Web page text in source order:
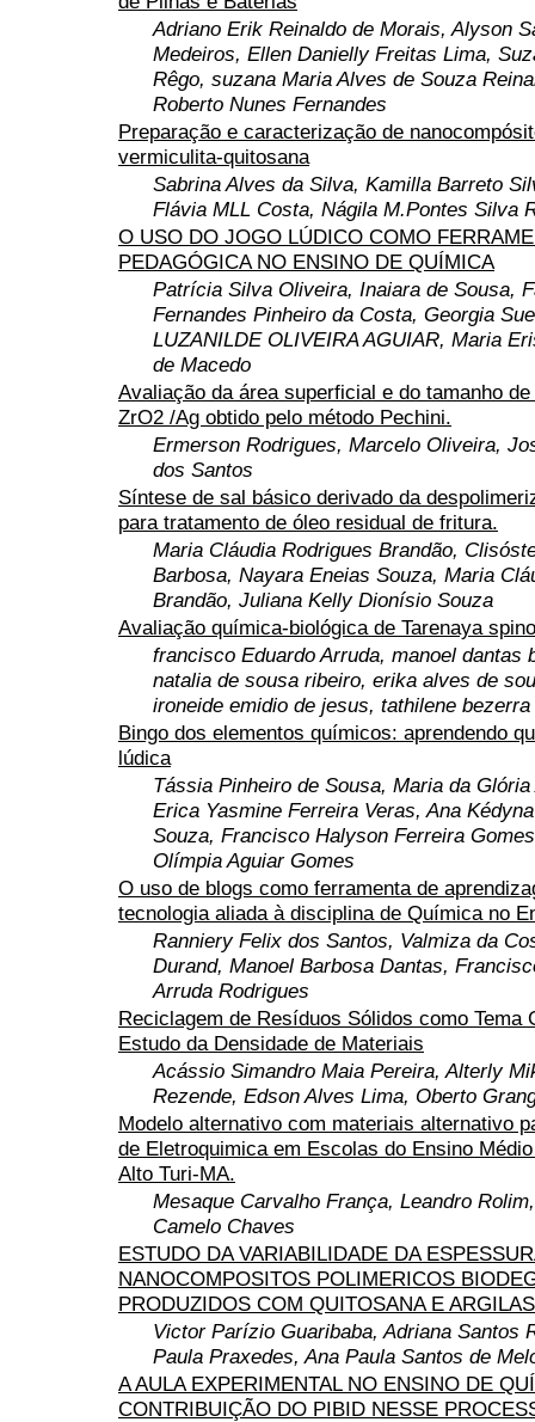
Adriano Erik Reinaldo de Morais, Alyson
Medeiros, Ellen Danielly Freitas Lima,
Rêgo, suzana Maria Alves de Souza
Roberto Nunes Fernandes
Preparação e caracterização de
vermiculita-quitosana
Sabrina Alves da Silva, Kamilla Barreto
Flávia MLL Costa, Nágila M.Pontes Silva
O USO DO JOGO LÚDICO COMO
PEDAGÓGICA NO ENSINO DE QUÍMICA
Patrícia Silva Oliveira, Inaiara de Sousa,
Fernandes Pinheiro da Costa, Georgia
LUZANILDE OLIVEIRA AGUIAR, Maria
de Macedo
Avaliação da área superficial e do tamanho
ZrO2 /Ag obtido pelo método Pechini.
Ermerson Rodrigues, Marcelo Oliveira,
dos Santos
Síntese de sal básico derivado da
para tratamento de óleo residual de fritura.
Maria Cláudia Rodrigues Brandão,
Barbosa, Nayara Eneias Souza, Maria
Brandão, Juliana Kelly Dionísio Souza
Avaliação química-biológica de Tarenaya
francisco Eduardo Arruda, manoel dantas
natalia de sousa ribeiro, erika alves de
ironeide emidio de jesus, tathilene
Bingo dos elementos químicos: aprendendo
lúdica
Tássia Pinheiro de Sousa, Maria da
Erica Yasmine Ferreira Veras, Ana
Souza, Francisco Halyson Ferreira
Olímpia Aguiar Gomes
O uso de blogs como ferramenta de
tecnologia aliada à disciplina de Química no
Ranniery Felix dos Santos, Valmiza da
Durand, Manoel Barbosa Dantas,
Arruda Rodrigues
Reciclagem de Resíduos Sólidos como Tema
Estudo da Densidade de Materiais
Acássio Simandro Maia Pereira, Alterly
Rezende, Edson Alves Lima, Oberto
Modelo alternativo com materiais alternativo
de Eletroquimica em Escolas do Ensino
Alto Turi-MA.
Mesaque Carvalho França, Leandro
Camelo Chaves
ESTUDO DA VARIABILIDADE DA
NANOCOMPOSITOS POLIMERICOS
PRODUZIDOS COM QUITOSANA E
Victor Parízio Guaribaba, Adriana Santos
Paula Praxedes, Ana Paula Santos de
A AULA EXPERIMENTAL NO ENSINO DE
CONTRIBUIÇÃO DO PIBID NESSE